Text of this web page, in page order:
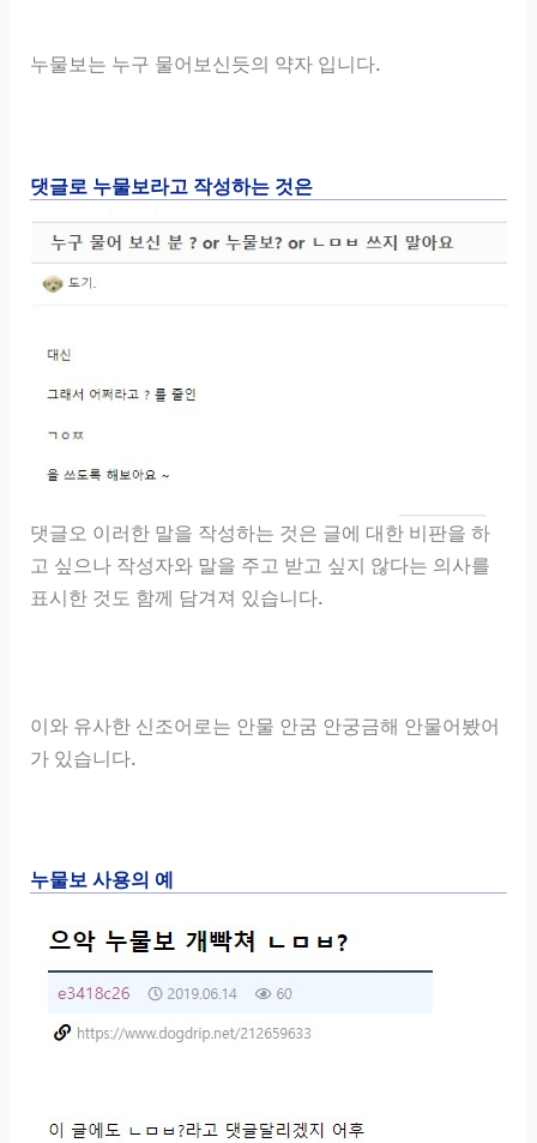
누물보는 누구 물어보신듯의 약자 입니다.
댓글로 누물보라고 작성하는 것은
댓글오 이러한 말을 작성하는 것은 글에 대한 비판을 하
고 싶으나 작성자와 말을 주고 받고 싶지 않다는 의사를
표시한 것도 함께 담겨져 있습니다.
이와 유사한 신조어로는 안물 안굼 안궁금해 안물어봤어
가 있습니다.
누물보 사용의 예